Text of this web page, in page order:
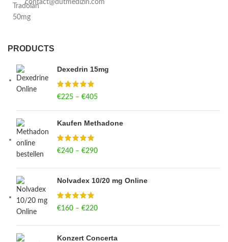
contact@dutmedizin.com
PRODUCTS
Dexedrin 15mg
€225 – €405
Kaufen Methadone
€240 – €290
Nolvadex 10/20 mg Online
€160 – €220
Konzert Concerta